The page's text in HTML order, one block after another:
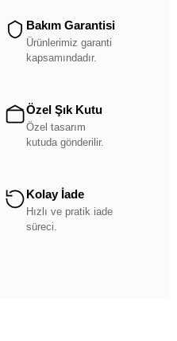
Bakım Garantisi
Ürünlerimiz garanti
kapsamındadır.
Özel Şık Kutu
Özel tasarım
kutuda gönderilir.
Kolay İade
Hızlı ve pratik iade
süreci.